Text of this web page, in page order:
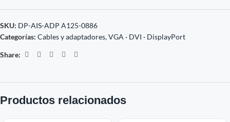
SKU: DP-AIS-ADP A125-0886
Categorías: Cables y adaptadores,VGA · DVI · DisplayPort
Share:
Productos relacionados